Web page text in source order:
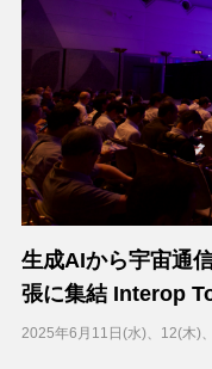
生成AIから宇宙通
張に集結 Interop
2025年6月11日(水)、12(木)